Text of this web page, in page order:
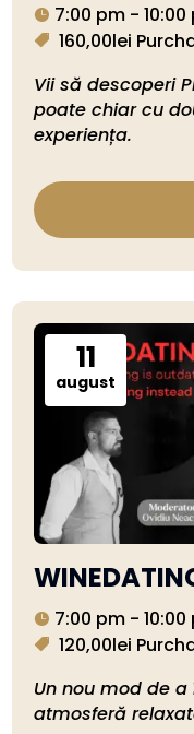
7:00 pm - 10:00
160,00lei
Vii să descoperi
poate chiar cu
experiența.
11
august
7:00 pm - 10:00
120,00lei
Un nou mod de